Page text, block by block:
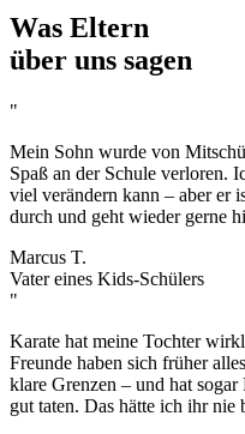
Was Eltern
über uns sagen
"
Mein Sohn wurde von
Spaß an der Schule verloren.
viel verändern kann – aber er
durch und geht wieder gerne
Marcus T.
Vater eines Kids-Schülers
"
Karate hat meine Tochter
Freunde haben sich früher
klare Grenzen – und hat
gut taten. Das hätte ich ihr nie